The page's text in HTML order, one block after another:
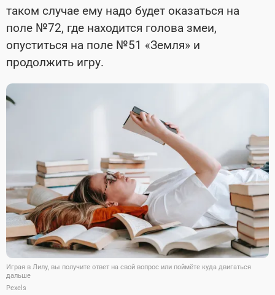
таком случае ему надо будет оказаться на
поле №72, где находится голова змеи,
опуститься на поле №51 «Земля» и
продолжить игру.
Играя в Лилу, вы получите ответ на свой вопрос или поймёте куда двигаться
дальше
Pexels